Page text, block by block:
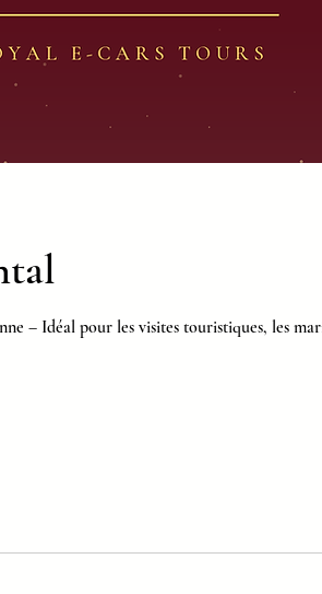
– Idéal pour les visites touristiques, les